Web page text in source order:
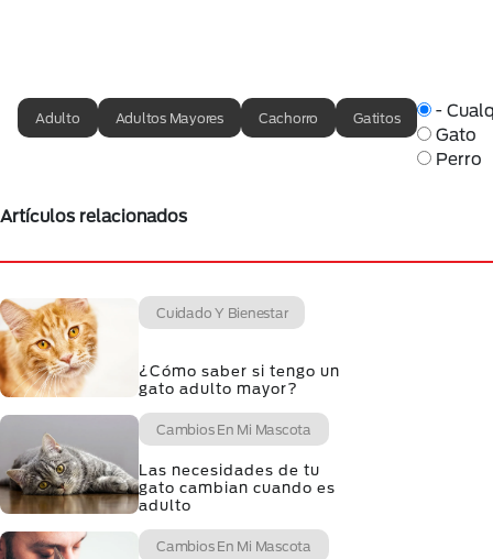
Adulto Adultos Mayores Cachorro Gatitos
-
Gato
Perro
Artículos relacionados
Cuidado Y Bienestar
¿Cómo saber si tengo un
gato adulto mayor?
Cambios En Mi Mascota
Las necesidades de tu
gato cambian cuando es
adulto
Cambios En Mi Mascota